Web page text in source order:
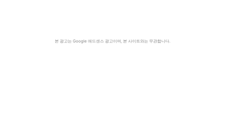
본 광고는 Google 애드센스 광고이며, 본 사이트와는 무관합니다.